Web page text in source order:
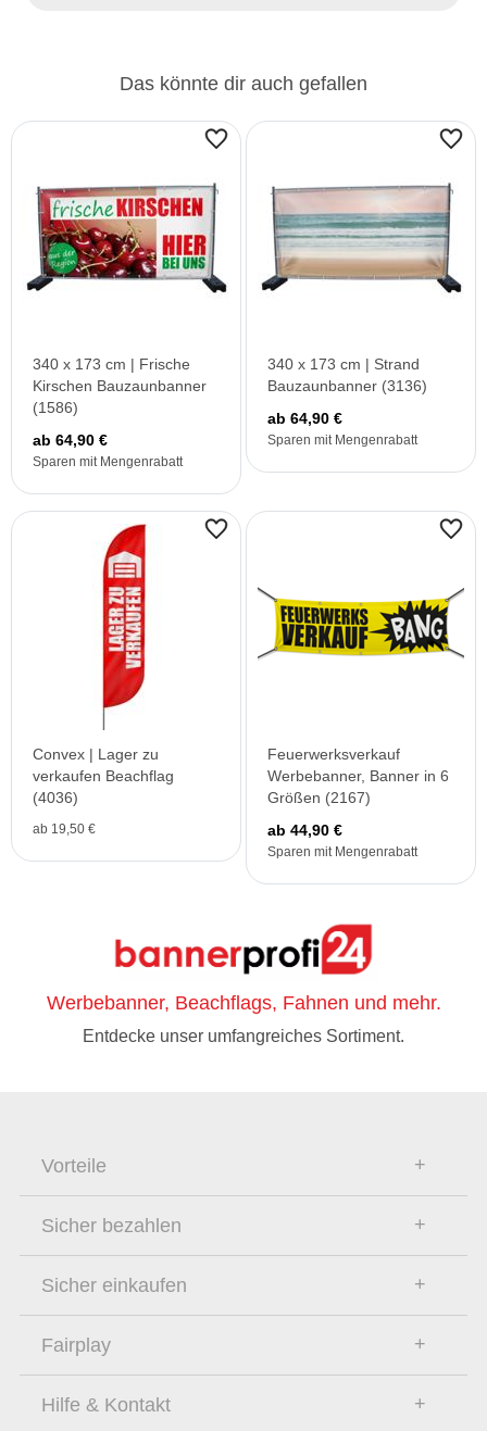
Das könnte dir auch gefallen
340 x 173 cm | Frische
Kirschen Bauzaunbanner
(1586)
ab 64,90 €
Sparen mit Mengenrabatt
340 x 173 cm | Strand
Bauzaunbanner (3136)
ab 64,90 €
Sparen mit Mengenrabatt
Convex | Lager zu
verkaufen Beachflag
(4036)
ab 19,50 €
Feuerwerksverkauf
Werbebanner, Banner in 6
Größen (2167)
ab 44,90 €
Sparen mit Mengenrabatt
Werbebanner, Beachflags, Fahnen und mehr.
Entdecke unser umfangreiches Sortiment.
Vorteile
Sicher bezahlen
Sicher einkaufen
Fairplay
Hilfe & Kontakt